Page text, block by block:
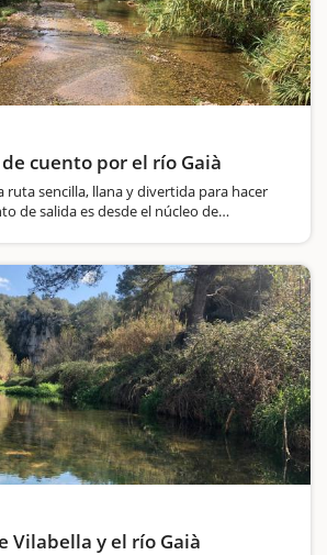
cuento por el río Gaià
sencilla, llana y divertida para hacer
de salida es desde el núcleo de
Vilabella y el río Gaià